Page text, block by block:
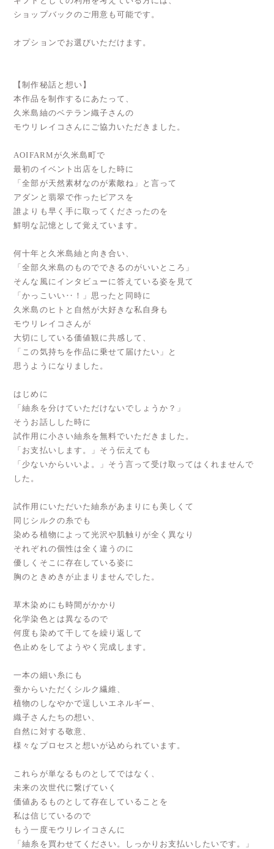
ショップバックのご用意も可能です。
オプションでお選びいただけます。
【制作秘話と想い】
本作品を制作するにあたって、
久米島紬のベテラン織子さんの
モウリレイコさんにご協力いただきました。
AOIFARMが久米島町で
最初のイベント出店をした時に
「全部が天然素材なのが素敵ね」と言って
アダンと翡翠で作ったピアスを
誰よりも早く手に取ってくださったのを
鮮明な記憶として覚えています。
何十年と久米島紬と向き合い、
「全部久米島のものでできるのがいいところ」
そんな風にインタビューに答えている姿を見て
「かっこいい‥！」思ったと同時に
久米島のヒトと自然が大好きな私自身も
モウリレイコさんが
大切にしている価値観に共感して、
「この気持ちを作品に乗せて届けたい」と
思うようになりました。
はじめに
「紬糸を分けていただけないでしょうか？」
そうお話しした時に
試作用に小さい紬糸を無料でいただきました。
「お支払いします。」そう伝えても
「少ないからいいよ。」そう言って受け取ってはくれませんで
した。
試作用にいただいた紬糸があまりにも美しくて
同じシルクの糸でも
染める植物によって光沢や肌触りが全く異なり
それぞれの個性は全く違うのに
優しくそこに存在している姿に
胸のときめきが止まりませんでした。
草木染めにも時間がかかり
化学染色とは異なるので
何度も染めて干してを繰り返して
色止めをしてようやく完成します。
一本の細い糸にも
蚕からいただくシルク繊維、
植物のしなやかで逞しいエネルギー、
織子さんたちの想い、
自然に対する敬意、
様々なプロセスと想いが込められています。
これらが単なるものとしてではなく、
未来の次世代に繋げていく
価値あるものとして存在していることを
私は信じているので
もう一度モウリレイコさんに
「紬糸を買わせてください。しっかりお支払いしたいです。」